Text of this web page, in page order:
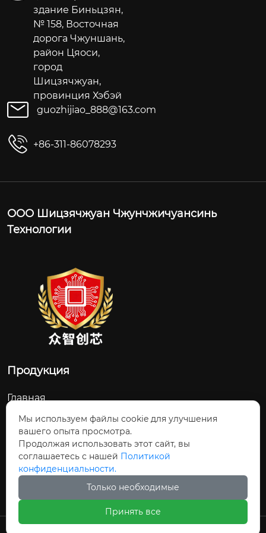
здание Биньцзян,
№ 158, Восточная
дорога Чжуншань,
район Цяоси,
город
Шицзячжуан,
провинция Хэбэй
guozhijiao_888@163.com
+86-311-86078293
ООО Шицзячжуан Чжунчжичуансинь
Технологии
Продукция
Главная
О Нас
Контакты
Новости и обновления
Продукция
Мы используем файлы cookie для улучшения
вашего опыта просмотра.
Продолжая использовать этот сайт, вы
соглашаетесь с нашей Политикой
конфиденциальности.
Только необходимые
Принять все